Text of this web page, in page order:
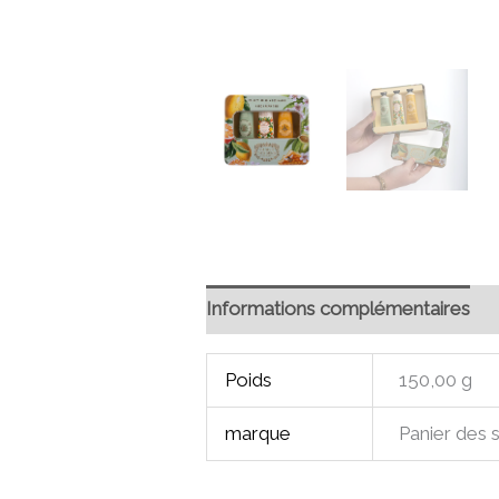
Informations complémentaires
Poids 150,00 g
marque Panier des